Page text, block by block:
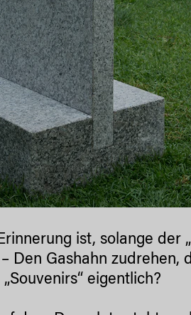
ist, solange der
Den Gashahn zudrehen,
eigentlich?